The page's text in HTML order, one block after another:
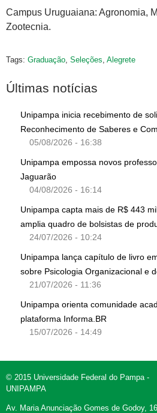
Campus Uruguaiana: Agronomia,
Zootecnia.
Tags: Graduação, Seleções, Alegrete
Últimas notícias
Unipampa inicia recebimento de
Reconhecimento de Saberes e
05/08/2026 - 16:38
Unipampa empossa novos
Jaguarão
04/08/2026 - 16:14
Unipampa capta mais de R$ 443
amplia quadro de bolsistas de
24/07/2026 - 10:24
Unipampa lança capítulo de livro
sobre Psicologia Organizacional e
21/07/2026 - 11:36
Unipampa orienta comunidade
plataforma Informa.BR
15/07/2026 - 14:49
© 2015 Universidade Federal do Pampa -
UNIPAMPA
Av. Maria Anunciação Gomes de Godoy,